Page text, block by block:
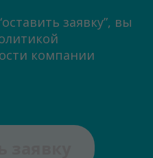
заявку”, вы
компании